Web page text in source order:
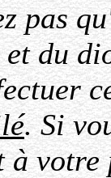
pas
du
.Si
à